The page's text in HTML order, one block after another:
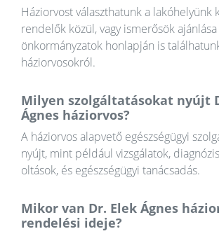
Háziorvost választhatunk a lakóhelyünk
rendelők közül, vagy ismerősök
önkormányzatok honlapján is
háziorvosokról.
Milyen szolgáltatásokat nyújt
Ágnes háziorvos?
A háziorvos alapvető egészségügyi
nyújt, mint például vizsgálatok,
oltások, és egészségügyi tanácsadás.
Mikor van Dr. Elek Ágnes
rendelési ideje?